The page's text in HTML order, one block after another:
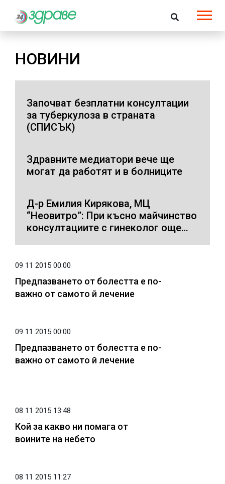
НОВИНИ
Започват безплатни консултации
за туберкулоза в страната
(СПИСЪК)
Здравните медиатори вече ще
могат да работят и в болниците
Д-р Емилия Кирякова, МЦ
“Неовитро”: При късно майчинство
консултациите с гинеколог още
навреме
09 11 2015 00:00
Предпазването от болестта е по-
важно от самото й лечение
09 11 2015 00:00
Предпазването от болестта е по-
важно от самото й лечение
08 11 2015 13:48
Кой за какво ни помага от
воините на небето
08 11 2015 11:27